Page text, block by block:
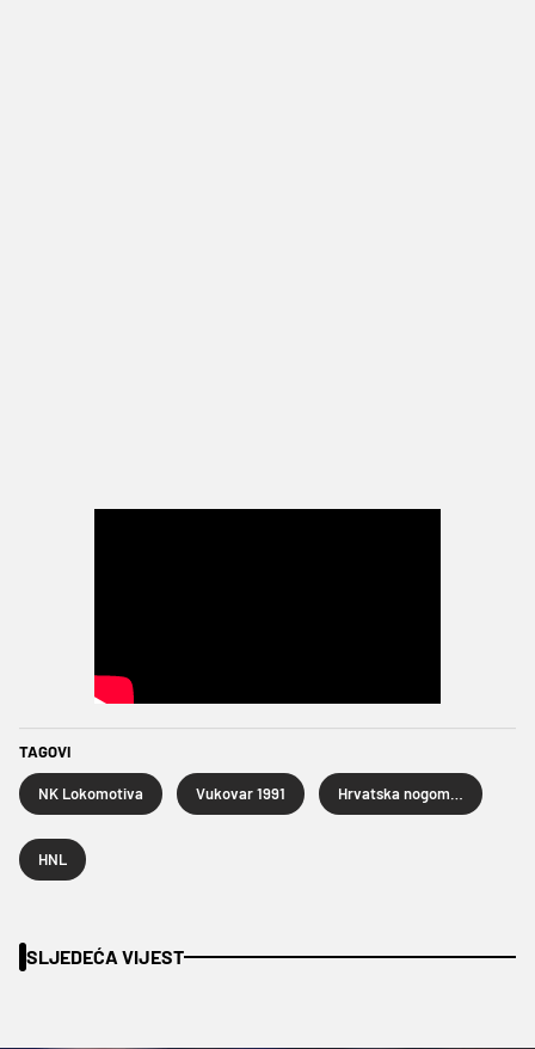
TAGOVI
NK Lokomotiva Vukovar 1991
HNL
SLJEDEĆA VIJEST